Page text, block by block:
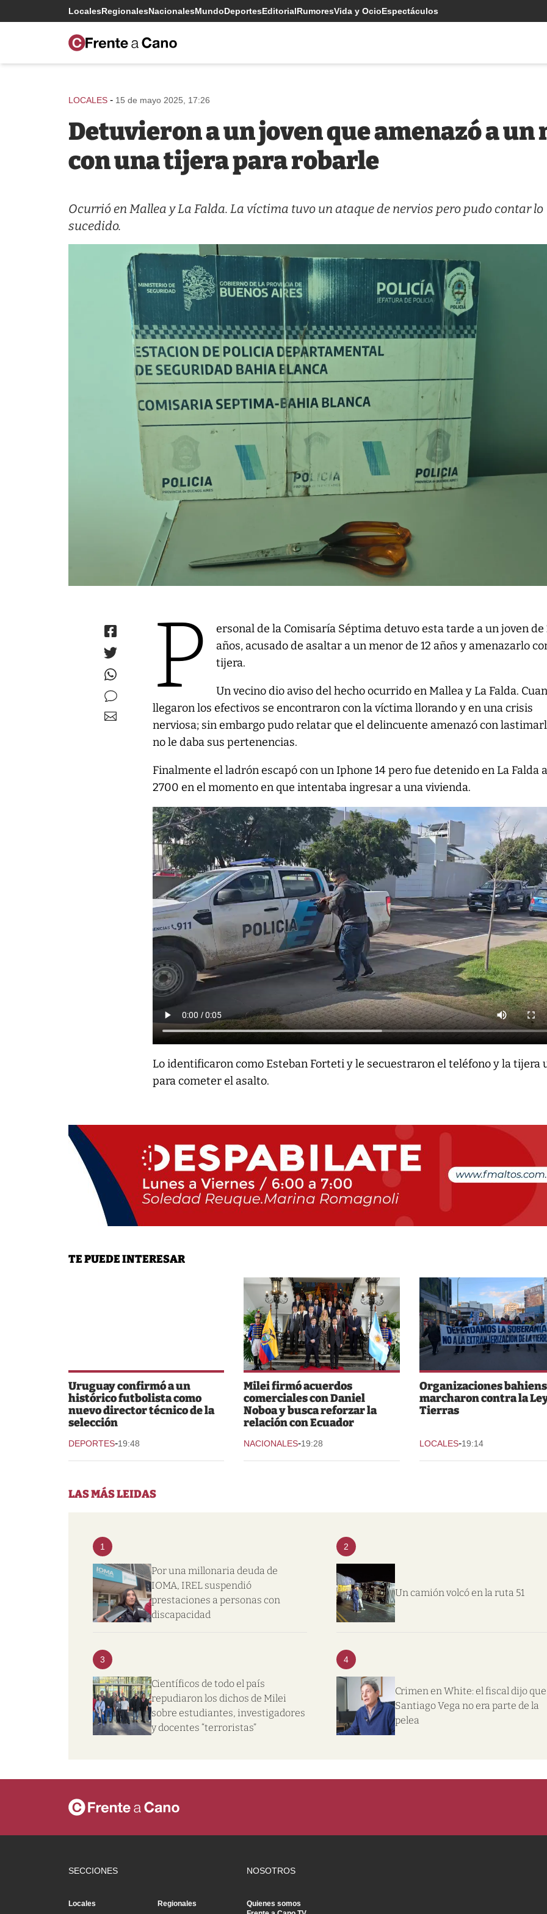
LocalesRegionalesNacionalesMundoDeportesEditorialRumoresVida y OcioEspectáculos
LOCALES - 15 de mayo 2025, 17:26
Detuvieron a un joven que amenazó a un
con una tijera para robarle
Ocurrió en Mallea y La Falda. La víctima tuvo un ataque de nervios pero pudo contar lo
sucedido.
P
ersonal de la Comisaría Séptima detuvo esta tarde a un joven de
años, acusado de asaltar a un menor de 12 años y amenazarlo
tijera.
Un vecino dio aviso del hecho ocurrido en Mallea y La Falda.
llegaron los efectivos se encontraron con la víctima llorando y en una crisis
nerviosa; sin embargo pudo relatar que el delincuente amenazó con
no le daba sus pertenencias.
Finalmente el ladrón escapó con un Iphone 14 pero fue detenido en La Falda
2700 en el momento en que intentaba ingresar a una vivienda.
Lo identificaron como Esteban Forteti y le secuestraron el teléfono y la tijera
para cometer el asalto.
TE PUEDE INTERESAR
Uruguay confirmó a un
histórico futbolista como
nuevo director técnico de la
selección
DEPORTES-19:48
Milei firmó acuerdos
comerciales con Daniel
Noboa y busca reforzar la
relación con Ecuador
NACIONALES-19:28
Organizaciones
marcharon contra la
Tierras
LOCALES-19:14
LAS MÁS LEIDAS
1
Por una millonaria deuda de
IOMA, IREL suspendió
prestaciones a personas con
discapacidad
2
Un camión volcó en la ruta 51
3
Científicos de todo el país
repudiaron los dichos de Milei
sobre estudiantes, investigadores
y docentes “terroristas”
4
Crimen en White: el fiscal dijo que
Santiago Vega no era parte de la
pelea
SECCIONES
Locales Regionales
NOSOTROS
Quienes somos